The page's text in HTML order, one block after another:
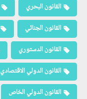
القانون البحري
القانون الجنائي
القانون الدستوري
القانون الدولي الاقتصادي
القانون الدولي الخاص